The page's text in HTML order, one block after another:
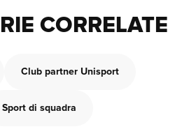
CORRELATE
Club partner Unisport
Sport di squadra